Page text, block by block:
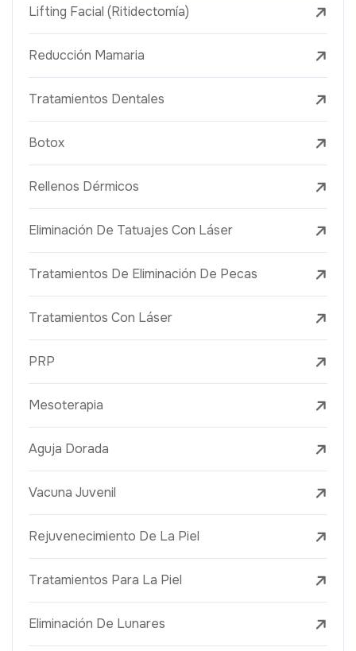
Lifting Facial (Ritidectomía)
Reducción Mamaria
Tratamientos Dentales
Botox
Rellenos Dérmicos
Eliminación De Tatuajes Con Láser
Tratamientos De Eliminación De Pecas
Tratamientos Con Láser
PRP
Mesoterapia
Aguja Dorada
Vacuna Juvenil
Rejuvenecimiento De La Piel
Tratamientos Para La Piel
Eliminación De Lunares